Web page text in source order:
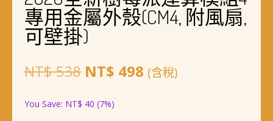
專用金屬外殼(CM4, 附風扇,
可壁掛)
NT$538 原
價
NT$ 498 目
(含稅)
You Save: NT$ 40 (7%)